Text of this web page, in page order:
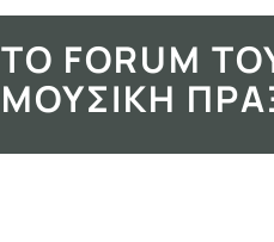
ΤΟ FORUM
ΜΟΥΣΙΚΉ